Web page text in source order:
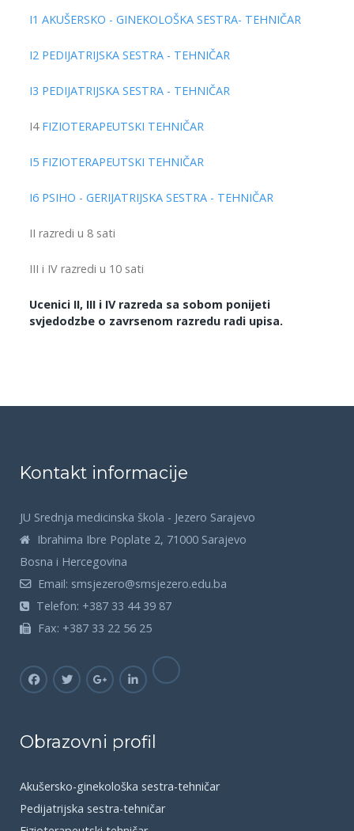
I1 AKUŠERSKO - GINEKOLOŠKA SESTRA- TEHNIČAR
I2 PEDIJATRIJSKA SESTRA - TEHNIČAR
I3 PEDIJATRIJSKA SESTRA - TEHNIČAR
I4 FIZIOTERAPEUTSKI TEHNIČAR
I5 FIZIOTERAPEUTSKI TEHNIČAR
I6 PSIHO - GERIJATRIJSKA SESTRA - TEHNIČAR
II razredi u 8 sati
III i IV razredi u 10 sati
Ucenici II, III i IV razreda sa sobom ponijeti
svjedodzbe o zavrsenom razredu radi upisa.
Kontakt informacije
JU Srednja medicinska škola - Jezero Sarajevo
Ibrahima Ibre Poplate 2, 71000 Sarajevo
Bosna i Hercegovina
Email: smsjezero@smsjezero.edu.ba
Telefon: +387 33 44 39 87
Fax: +387 33 22 56 25
Obrazovni profil
Akušersko-ginekološka sestra-tehničar
Pedijatrijska sestra-tehničar